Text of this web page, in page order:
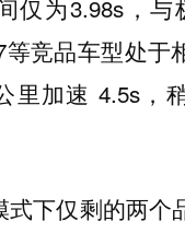
仅为3.98s，与
竞品车型处于
里加速 4.5s，
式下仅剩的两个